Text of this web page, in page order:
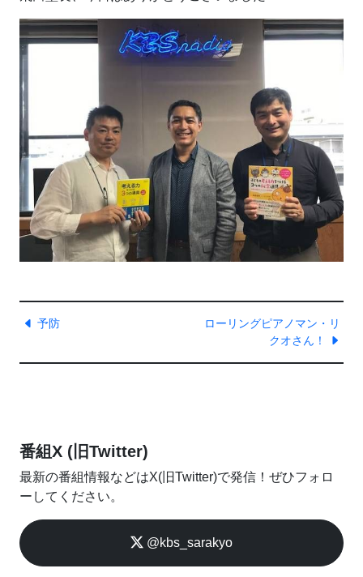
予防
ローリングピアノマン・リ
クオさん！
番組X (旧Twitter)
最新の番組情報などはX(旧Twitter)で発信！ぜひフォロ
ーしてください。
@kbs_sarakyo